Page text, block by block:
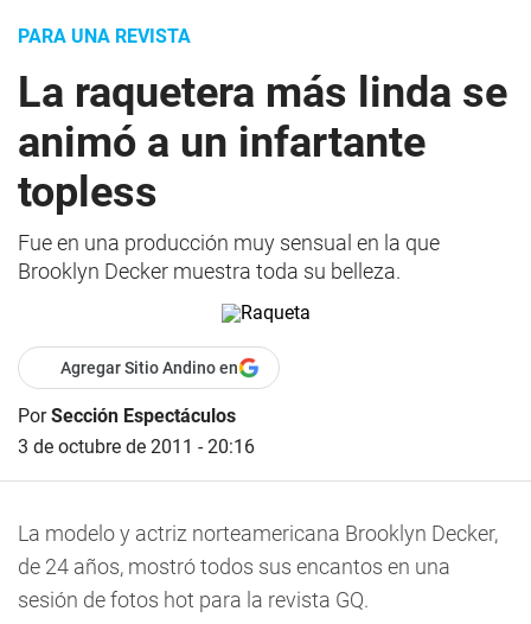
PARA UNA REVISTA
La raquetera más linda se
animó a un infartante
topless
Fue en una producción muy sensual en la que
Brooklyn Decker muestra toda su belleza.
Agregar Sitio Andino en
PorSección Espectáculos
3 de octubre de 2011 - 20:16
La modelo y actriz norteamericana Brooklyn Decker,
de 24 años, mostró todos sus encantos en una
sesión de fotos hot para la revista GQ.